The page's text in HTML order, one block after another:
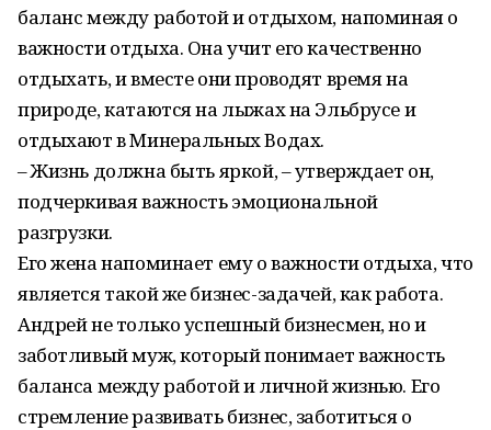
баланс между работой и отдыхом, напоминая о
важности отдыха. Она учит его качественно
отдыхать, и вместе они проводят время на
природе, катаются на лыжах на Эльбрусе и
отдыхают в Минеральных Водах.
– Жизнь должна быть яркой, – утверждает он,
подчеркивая важность эмоциональной
разгрузки.
Его жена напоминает ему о важности отдыха, что
является такой же бизнес-задачей, как работа.
Андрей не только успешный бизнесмен, но и
заботливый муж, который понимает важность
баланса между работой и личной жизнью. Его
стремление развивать бизнес, заботиться о